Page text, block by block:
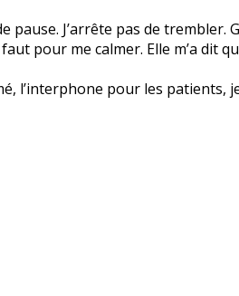
J’arrête pas de trembler.
pour me calmer. Elle m’a dit
l’interphone pour les patients,